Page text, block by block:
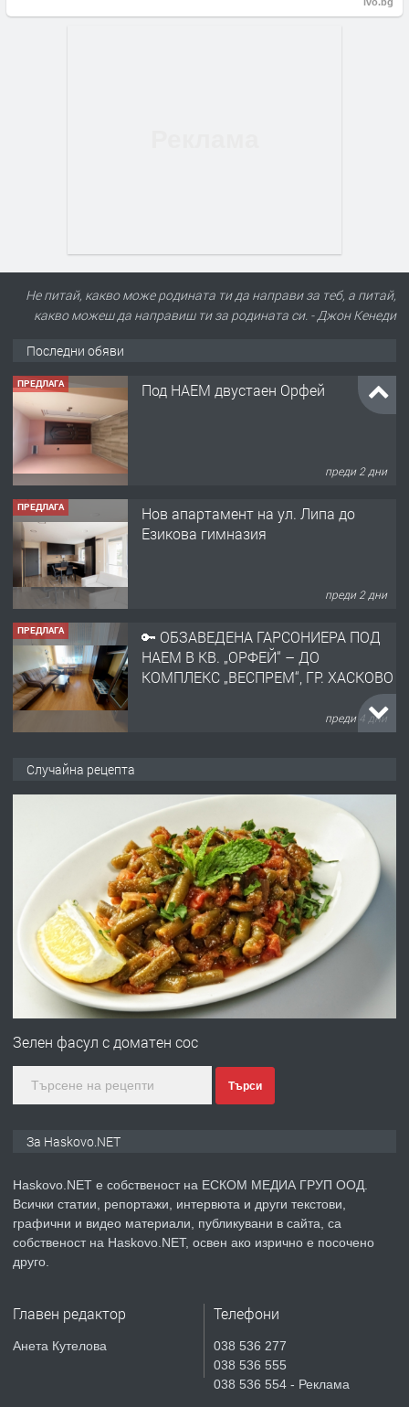
Не питай, какво може родината ти да направи за теб, а питай,
какво можеш да направиш ти за родината си. - Джон Кенеди
Последни обяви
ПРЕДЛАГА Под НАЕМ двустаен Орфей
преди 2 дни
ПРЕДЛАГА
Нов апартамент на ул. Липа до
Езикова гимназия
преди 2 дни
ПРЕДЛАГА
🔑 ОБЗАВЕДЕНА ГАРСОНИЕРА ПОД
НАЕМ В КВ. „ОРФЕЙ“ – ДО
КОМПЛЕКС „ВЕСПРЕМ“, ГР. ХАСКОВО
преди 4 дни
АПАРТАМЕНТ В ЦЕНТЪРА НА ГР.
ХАСКОВО
преди 4 дни
ПРЕДЛАГА Давам гараж под наем
ПРЕДЛАГА
№4120 Магазин/Офис под наем в кв.
градската градина!
преди 5 дни
ПРЕДЛАГА
Продавам парцел в гр. Хасково кв.
СГЛОБЯВАНЕ НА МЕБЕЛИ.
Случайна рецепта
Зелен фасул с доматен сос
Търси
За Haskovo.NET
Haskovo.NET е собственост на ЕСКОМ МЕДИА ГРУП ООД.
Всички статии, репортажи, интервюта и други текстови,
графични и видео материали, публикувани в сайта, са
собственост на Haskovo.NET, освен ако изрично е посочено
друго.
Главен редактор
Анета Кутелова
Телефони
038 536 277
038 536 555
038 536 554 - Реклама